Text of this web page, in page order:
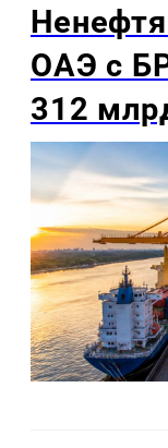
ОАЭ с
312